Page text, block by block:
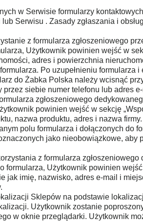
w Serwisie formularzy
Serwisu . Zasady zgłaszania i
z formularza zgłoszeniowego
Użytkownik powinien wejść w
adres i powierzchnia
Po uzupełnieniu
do Żabka Polska należy wcisnąć
siebie numer telefonu lub adres
zgłoszeniowego
powinien wejść w sekcję
nazwa produktu, adres i nazwa
polu formularza i dołączonych do
jako nieobowiązkowe, aby
z formularza
Użytkownik powinien wejść
imię, nazwisko, adres e-mail i
Sklepów na podstawie
Użytkownik zostanie
w oknie przeglądarki. Użytkownik